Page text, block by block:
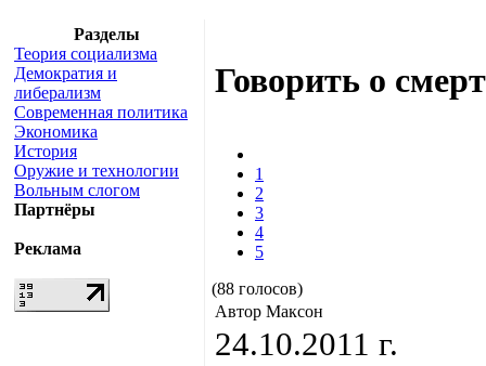
Разделы
Теория социализма
Демократия и
либерализм
Современная политика
Экономика
История
Оружие и технологии
Вольным слогом
Партнёры
Реклама
Говорить о
1
2
3
4
5
(88 голосов)
Автор Максон
24.10.2011 г.